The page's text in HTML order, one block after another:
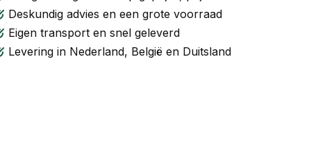
Deskundig advies en een grote voorraad
Eigen transport en snel geleverd
Levering in Nederland, België en Duitsland